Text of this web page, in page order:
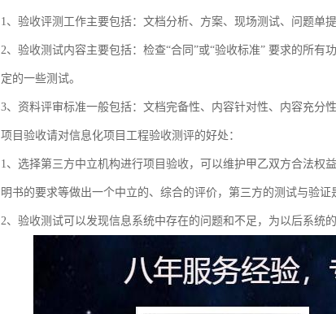
1、验收评测工作主要包括：文档分析、方案、现场测试、问题单提
2、验收测试内容主要包括：检查“合同”或“验收标准” 要求的所
定的一些测试。
3、资料评审标准一般包括：文档完备性、内容针对性、内容充分
项目验收请对信息化项目工程验收测评的好处：
1、选择第三方中立机构进行项目验收，可以维护甲乙双方合法权
明书的要求等做出一个中立的、综合的评价，第三方的测试与验证
2、验收测试可以发现信息系统中存在的问题和不足，为以后系统